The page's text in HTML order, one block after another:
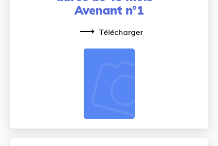
Avenant n°1
Télécharger